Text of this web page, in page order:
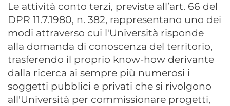
Le attività conto terzi, previste all’art. 66 del
DPR 11.7.1980, n. 382, rappresentano uno dei
modi attraverso cui l'Università risponde
alla domanda di conoscenza del territorio,
trasferendo il proprio know-how derivante
dalla ricerca ai sempre più numerosi i
soggetti pubblici e privati che si rivolgono
all'Università per commissionare progetti,